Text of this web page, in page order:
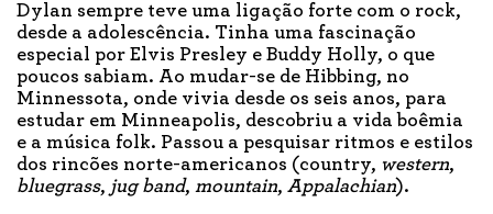
Dylan sempre teve uma ligação forte com o rock,
desde a adolescência. Tinha uma fascinação
especial por Elvis Presley e Buddy Holly, o que
poucos sabiam. Ao mudar-se de Hibbing, no
Minnessota, onde vivia desde os seis anos, para
estudar em Minneapolis, descobriu a vida boêmia
e a música folk. Passou a pesquisar ritmos e estilos
dos rincões norte-americanos (country, western,
bluegrass, jug band, mountain, Appalachian).